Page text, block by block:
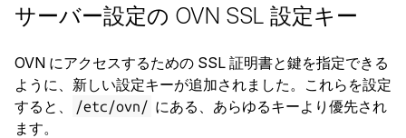
サーバー設定の OVN SSL 設定キー
OVN にアクセスするための SSL 証明書と鍵を指定できる
ように、新しい設定キーが追加されました。これらを設定
すると、
/etc/ovn/ にある、あらゆるキーより優先され
ます。